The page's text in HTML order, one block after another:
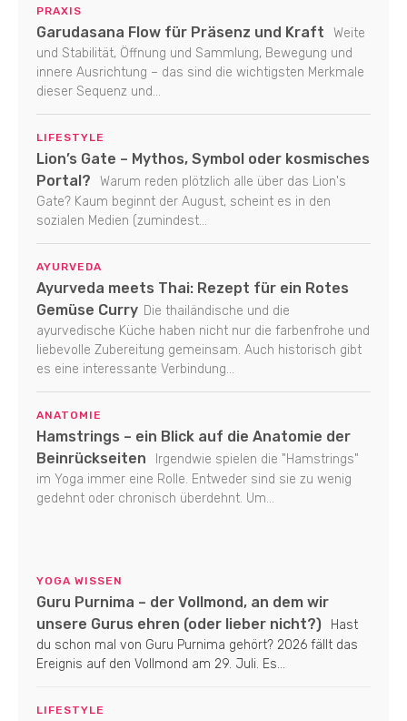
PRAXIS
Garudasana Flow für Präsenz und Kraft
Weite
und Stabilität, Öffnung und Sammlung, Bewegung und
innere Ausrichtung – das sind die wichtigsten Merkmale
dieser Sequenz und...
LIFESTYLE
Lion’s Gate – Mythos, Symbol oder kosmisches
Portal?
Warum reden plötzlich alle über das Lion's
Gate? Kaum beginnt der August, scheint es in den
sozialen Medien (zumindest...
AYURVEDA
Ayurveda meets Thai: Rezept für ein Rotes
Gemüse Curry Die thailändische und die
ayurvedische Küche haben nicht nur die farbenfrohe und
liebevolle Zubereitung gemeinsam. Auch historisch gibt
es eine interessante Verbindung...
ANATOMIE
Hamstrings – ein Blick auf die Anatomie der
Beinrückseiten
Irgendwie spielen die "Hamstrings"
im Yoga immer eine Rolle. Entweder sind sie zu wenig
gedehnt oder chronisch überdehnt. Um...
YOGA WISSEN
Guru Purnima – der Vollmond, an dem wir
unsere Gurus ehren (oder lieber nicht?)
Hast
du schon mal von Guru Purnima gehört? 2026 fällt das
Ereignis auf den Vollmond am 29. Juli. Es...
LIFESTYLE